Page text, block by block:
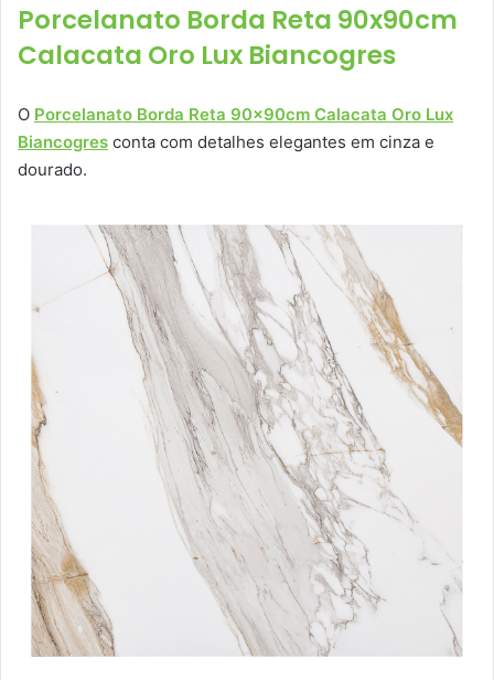
Porcelanato Borda Reta 90x90cm
Calacata Oro Lux Biancogres
O Porcelanato Borda Reta 90x90cm Calacata Oro Lux
Biancogres conta com detalhes elegantes em cinza e
dourado.